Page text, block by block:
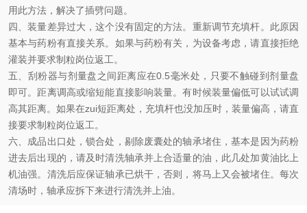
用此方法，解决了插劈问题。
四、装量差异过大，这个没有固定的方法。重新调节充填杆。此原因
基本与药粉有直接关系。如果与药粉有关，为设备考虑，请直接拒绝
灌装并要求制粒岗位返工。
五、刮粉器与剂量盘之间距离应在0.5毫米处，只要不触碰到剂量盘
即可。距离调高或缩短能直接影响装量。有时候装量偏低可以试试调
高其距离。如果在zui短距离处，充填杆也没加压时，装量偏高，请直
接要求制粒岗位返工。
六、成品出口处，锁合处，剔除废囊处的轴承堵住，基本是因为药粉
进去后出现的，请及时清洗轴承并上合适量的油，此几处加黄油比上
机油强。清洗后应保证轴承已烘干，否则，将马上又会被堵住。每次
清场时，轴承应拆下来进行清洗并上油。